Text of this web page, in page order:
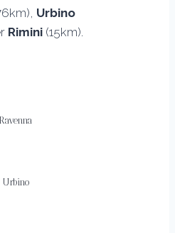
Urbino
Rimini(15km).
Ravenna
Urbino